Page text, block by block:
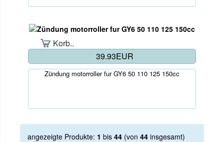
Korb..
39.93EUR
Zündung motorroller fur GY6 50 110 125 150cc
angezeigte Produkte: 1 bis 44 (von 44 insgesamt)